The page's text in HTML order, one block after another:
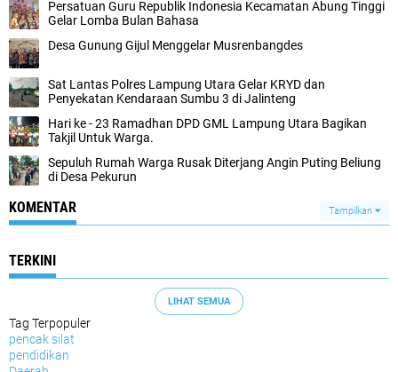
Persatuan Guru Republik Indonesia Kecamatan Abung Tinggi
Gelar Lomba Bulan Bahasa
Desa Gunung Gijul Menggelar Musrenbangdes
Sat Lantas Polres Lampung Utara Gelar KRYD dan
Penyekatan Kendaraan Sumbu 3 di Jalinteng
Hari ke - 23 Ramadhan DPD GML Lampung Utara Bagikan
Takjil Untuk Warga.
Sepuluh Rumah Warga Rusak Diterjang Angin Puting Beliung
di Desa Pekurun
KOMENTAR Tampilkan
TERKINI
LIHAT SEMUA
Tag Terpopuler
pencak silat
pendidikan